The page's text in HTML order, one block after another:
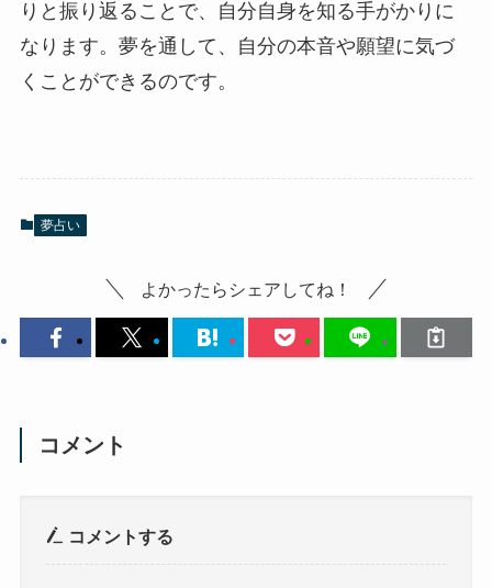
りと振り返ることで、自分自身を知る手がかりに
なります。夢を通して、自分の本音や願望に気づ
くことができるのです。
夢占い
よかったらシェアしてね！
コメント
コメントする